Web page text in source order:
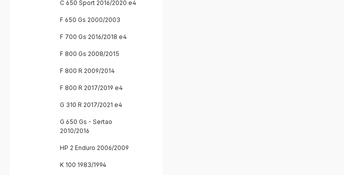
C 650 Sport 2016/2020 e4
F 650 Gs 2000/2003
F 700 Gs 2016/2018 e4
F 800 Gs 2008/2015
F 800 R 2009/2014
F 800 R 2017/2019 e4
G 310 R 2017/2021 e4
G 650 Gs - Sertao
2010/2016
HP 2 Enduro 2006/2009
K 100 1983/1994